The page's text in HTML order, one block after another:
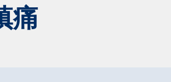
痛